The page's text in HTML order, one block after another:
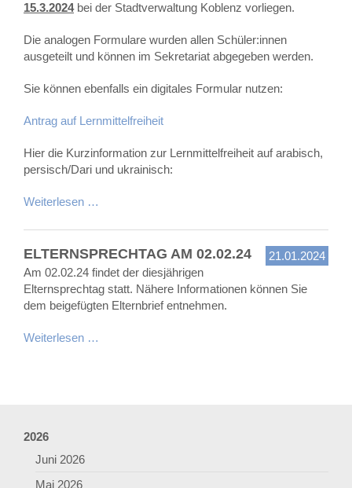
15.3.2024bei der Stadtverwaltung Koblenz vorliegen.
Die analogen Formulare wurden allen Schüler:innen
ausgeteilt und können im Sekretariat abgegeben werden.
Sie können ebenfalls ein digitales Formular nutzen:
Antrag auf Lernmittelfreiheit
Hier die Kurzinformation zur Lernmittelfreiheit auf arabisch,
persisch/Dari und ukrainisch:
Weiterlesen …
21.01.2024
ELTERNSPRECHTAG AM 02.02.24
Am 02.02.24 findet der diesjährigen
Elternsprechtag statt. Nähere Informationen können Sie
dem beigefügten Elternbrief entnehmen.
Weiterlesen …
2026
Juni 2026
Mai 2026